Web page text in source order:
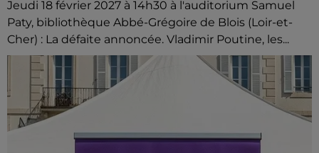
Jeudi 18 février 2027 à 14h30 à l'auditorium Samuel
Paty, bibliothèque Abbé-Grégoire de Blois (Loir-et-
Cher) : La défaite annoncée. Vladimir Poutine, les...